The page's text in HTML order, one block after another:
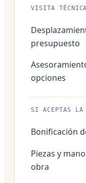
VISITA TÉCNICA
presupuesto
opciones
SI ACEPTAS LA
Bonificación
Piezas y
obra